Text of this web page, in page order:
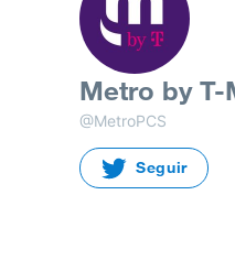
Metro by T-
@MetroPCS
Seguir